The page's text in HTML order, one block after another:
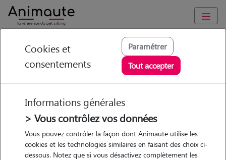
Animaute Auvergne-Rhône-Alpes Isère/Le Grand-Lemps
Hugo - Petsitter à
FLACHERES
• 20 ans
Cookies et
consentements
Paramétrer
Tout accepter
Informations générales
> Vous contrôlez vos données
Vous pouvez contrôler la façon dont Animaute utilise les
cookies et les technologies similaires en faisant des choix ci-
dessous. Notez que si vous désactivez complètement les